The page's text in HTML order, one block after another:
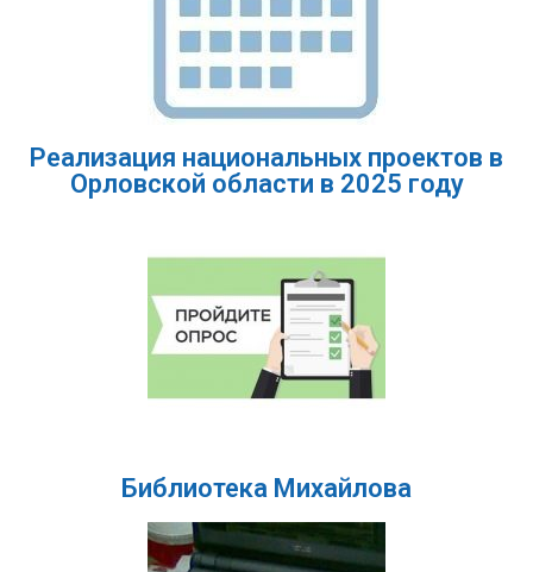
Реализация национальных проектов в
Орловской области в 2025 году
Библиотека Михайлова